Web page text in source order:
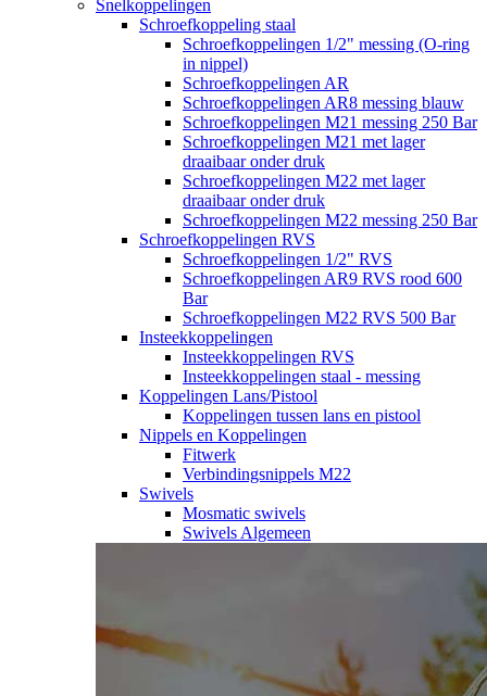
Snelkoppelingen
Schroefkoppeling staal
Schroefkoppelingen 1/2" messing (O-ring
in nippel)
Schroefkoppelingen AR
Schroefkoppelingen AR8 messing blauw
Schroefkoppelingen M21 messing 250 Bar
Schroefkoppelingen M21 met lager
draaibaar onder druk
Schroefkoppelingen M22 met lager
draaibaar onder druk
Schroefkoppelingen M22 messing 250 Bar
Schroefkoppelingen RVS
Schroefkoppelingen 1/2" RVS
Schroefkoppelingen AR9 RVS rood 600
Bar
Schroefkoppelingen M22 RVS 500 Bar
Insteekkoppelingen
Insteekkoppelingen RVS
Insteekkoppelingen staal - messing
Koppelingen Lans/Pistool
Koppelingen tussen lans en pistool
Nippels en Koppelingen
Fitwerk
Verbindingsnippels M22
Swivels
Mosmatic swivels
Swivels Algemeen